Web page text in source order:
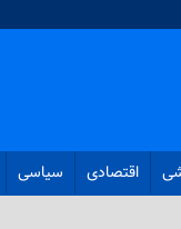
اقتصادی سیاسی